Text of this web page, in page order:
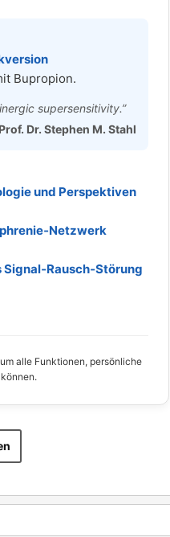
Bupropion.
supersensitivity.”
Dr. Stephen M. Stahl
und Perspektiven
alle Funktionen, persönliche